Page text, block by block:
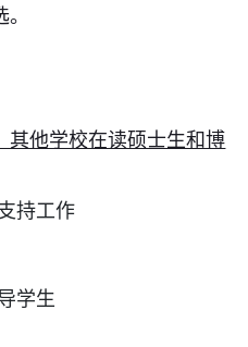
其他学校在读硕士生和博
持工作
学生